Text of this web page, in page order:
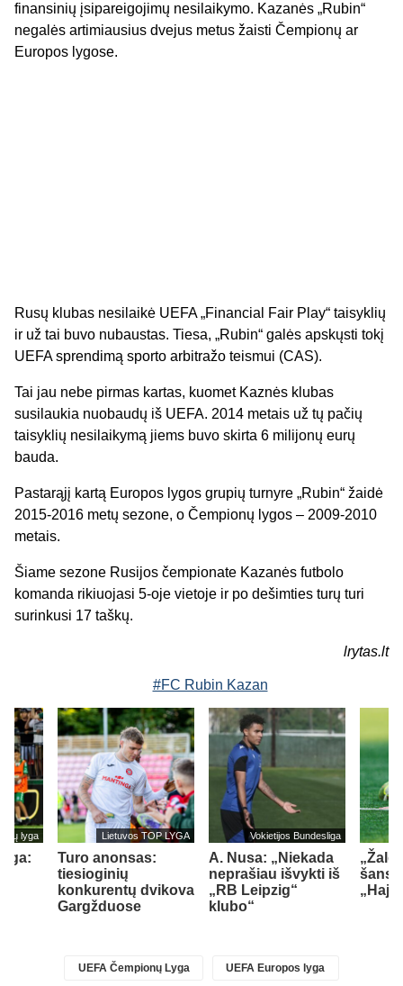
finansinių įsipareigojimų nesilaikymo. Kazanės „Rubin“
negalės artimiausius dvejus metus žaisti Čempionų ar
Europos lygose.
Rusų klubas nesilaikė UEFA „Financial Fair Play“ taisyklių
ir už tai buvo nubaustas. Tiesa, „Rubin“ galės apskųsti tokį
UEFA sprendimą sporto arbitražo teismui (CAS).
Tai jau nebe pirmas kartas, kuomet Kaznės klubas
susilaukia nuobaudų iš UEFA. 2014 metais už tų pačių
taisyklių nesilaikymą jiems buvo skirta 6 milijonų eurų
bauda.
Pastarąjį kartą Europos lygos grupių turnyre „Rubin“ žaidė
2015-2016 metų sezone, o Čempionų lygos – 2009-2010
metais.
Šiame sezone Rusijos čempionate Kazanės futbolo
komanda rikiuojasi 5-oje vietoje ir po dešimties turų turi
surinkusi 17 taškų.
lrytas.lt
#FC Rubin Kazan
lyga Lietuvos TOP LYGA
Turo anonsas:
tiesioginių
konkurentų dvikova
Gargžduose
Vokietijos Bundesliga
A. Nusa: „Niekada
neprašiau išvykti iš
„RB Leipzig“
klubo“
UEFA Čempionų Lyga UEFA Europos lyga